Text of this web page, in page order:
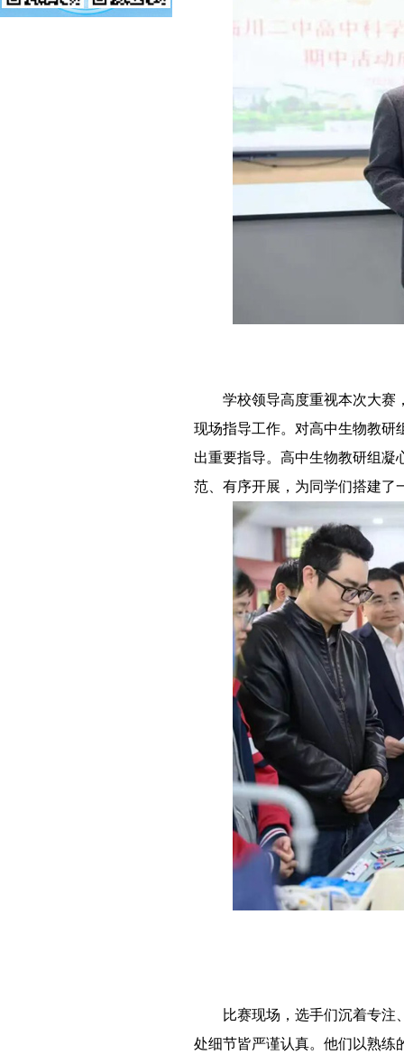
学校领导高度重视本次大赛
现场指导工作。对高中生物教研
出重要指导。高中生物教研组凝
范、有序开展，为同学们搭建了
比赛现场，选手们沉着专注
处细节皆严谨认真。他们以熟练